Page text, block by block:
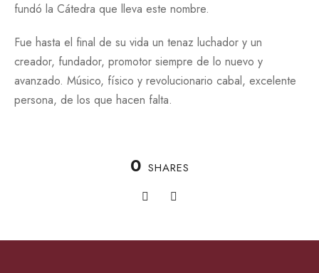
fundó la Cátedra que lleva este nombre.
Fue hasta el final de su vida un tenaz luchador y un
creador, fundador, promotor siempre de lo nuevo y
avanzado. Músico, físico y revolucionario cabal, excelente
persona, de los que hacen falta.
0 SHARES